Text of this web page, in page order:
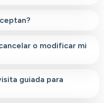
o modificar mi
guiada para